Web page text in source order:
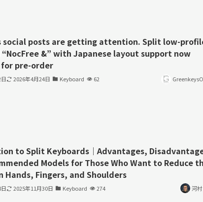
social posts are getting attention. Split low-
&” with Japanese layout support now
pre-order
2026年4月24日 Keyboard 62
to Split Keyboards｜Advantages,
Models for Those Who Want to Reduce
Hands, Fingers, and Shoulders
2025年11月30日 Keyboard 274 河